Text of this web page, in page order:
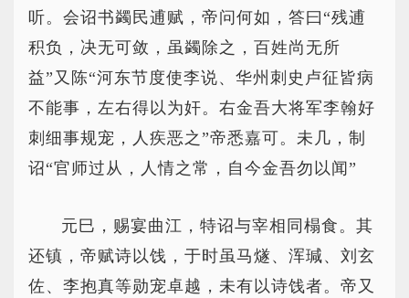
听。会诏书蠲民逋赋，帝问何如，答曰“残逋
积负，决无可敛，虽蠲除之，百姓尚无所
益”又陈“河东节度使李说、华州刺史卢征皆病
不能事，左右得以为奸。右金吾大将军李翰好
刺细事规宠，人疾恶之”帝悉嘉可。未几，制
诏“官师过从，人情之常，自今金吾勿以闻”
元巳，赐宴曲江，特诏与宰相同榻食。其
还镇，帝赋诗以饯，于时虽马燧、浑瑊、刘玄
佐、李抱真等勋宠卓越，未有以诗饯者。帝又